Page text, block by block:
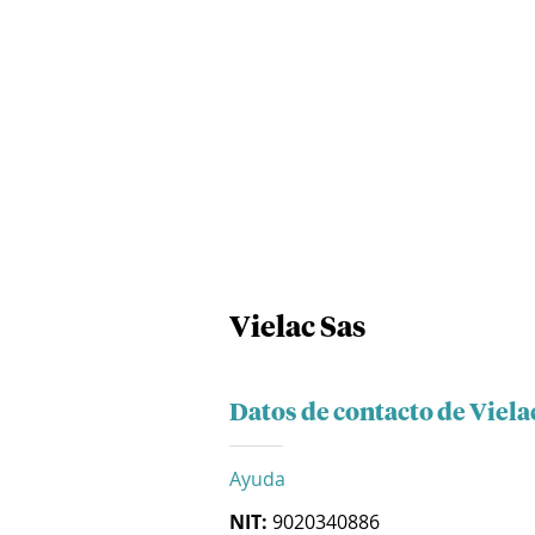
Vielac Sas
Datos de contacto de
Ayuda
NIT: 9020340886